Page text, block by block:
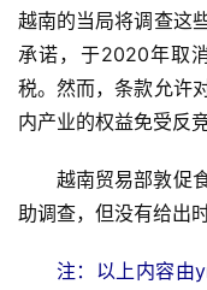
云
糖
网
号
越南的当局将调查这
承诺，于2020年取
税。然而，条款允许
内产业的权益免受反
越南贸易部敦促
助调查，但没有给出时
注：以上内容由